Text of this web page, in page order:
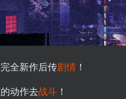
全新作后传剧情 ！
动作去战斗 ！